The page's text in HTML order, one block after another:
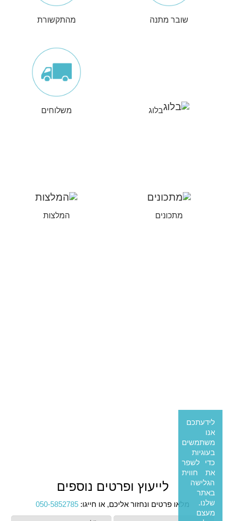
שובר מתנה מהתקשורת
בלוג משלוחים
מתכונים המלצות
לייעוץ ופרטים נוספים
מלאו פרטים ונחזור אליכם, או חייגו: 050-5852785
לידעתכם
אנו
משתמשים
בעוגיות
כדי לשפר
את חווית
הגלישה
באתר
שלנו.
מעצם